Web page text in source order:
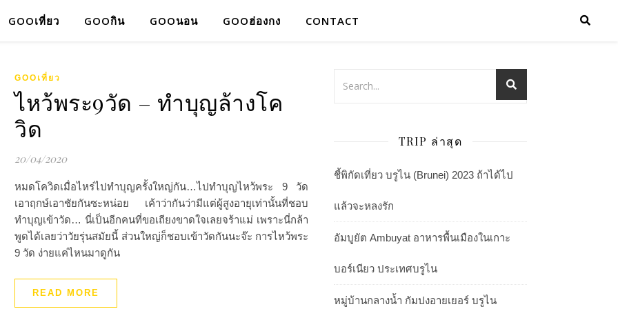
GOOเที่ยว GOOกิน GOOนอน GOOฮ่องกง CONTACT
GOOเที่ยว
ไหว้พระ9วัด – ทำบุญล้างโค
วิด
20/04/2020
หมดโควิดเมื่อไหร่ไปทำบุญครั้งใหญ่กัน…ไปทำบุญไหว้พระ 9 วัด
เอาฤกษ์เอาชัยกันซะหน่อย เค้าว่ากันว่ามีแต่ผู้สูงอายุเท่านั้นที่ชอบ
ทำบุญเข้าวัด… นี่เป็นอีกคนที่ขอเถียงขาดใจเลยจร้าแม่ เพราะนี่กล้า
พูดได้เลยว่าวัยรุ่นสมัยนี้ ส่วนใหญ่ก็ชอบเข้าวัดกันนะจ๊ะ การไหว้พระ
9 วัด ง่ายแค่ไหนมาดูกัน
READ MORE
TRIP ล่าสุด
ชี้พิกัดเที่ยว บรูไน (Brunei) 2023 ถ้าได้ไป
แล้วจะหลงรัก
อัมบูยัต Ambuyat อาหารพื้นเมืองในเกาะ
บอร์เนียว ประเทศบรูไน
หมู่บ้านกลางน้ำ กัมปงอายเยอร์ บรูไน